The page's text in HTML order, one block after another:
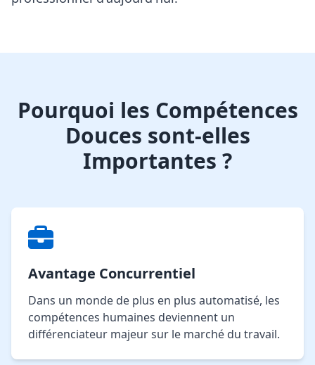
Pourquoi les Compétences
Douces sont-elles
Importantes ?
Avantage Concurrentiel
Dans un monde de plus en plus automatisé, les
compétences humaines deviennent un
différenciateur majeur sur le marché du travail.